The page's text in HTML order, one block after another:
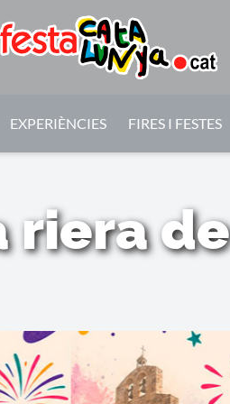
EXPERIÈNCIES FIRES I FESTES
riera